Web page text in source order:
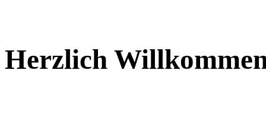
Herzlich